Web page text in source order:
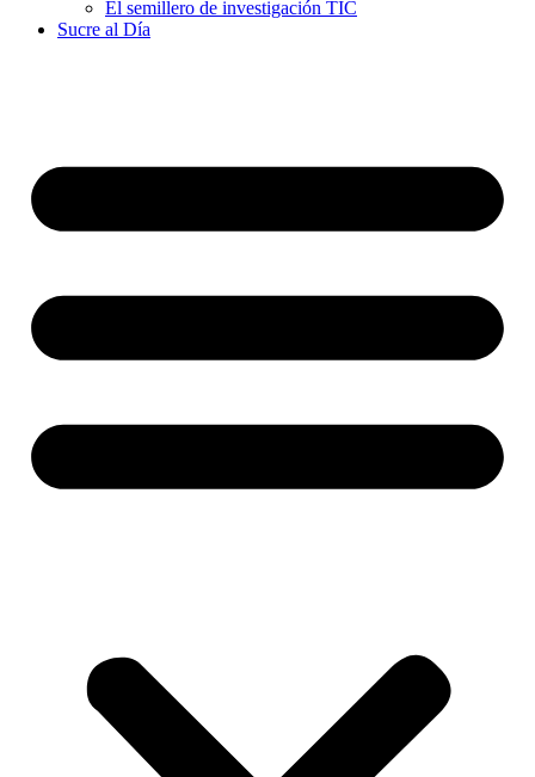
El semillero de investigación TIC
Sucre al Día